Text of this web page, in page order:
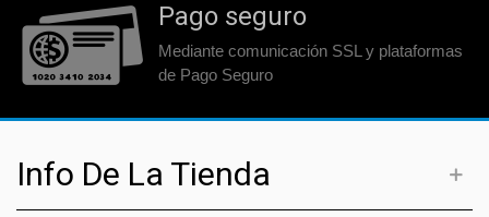
Pago seguro
Mediante comunicación SSL y plataformas
de Pago Seguro
Info De La Tienda